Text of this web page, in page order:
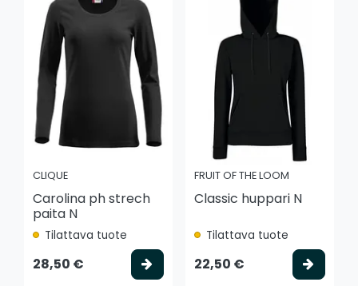
CLIQUE
Carolina ph strech
paita N
Tilattava tuote
28,50 € Valitse vaihtoehto
FRUIT OF THE LOOM
Classic huppari N
Tilattava tuote
22,50 €